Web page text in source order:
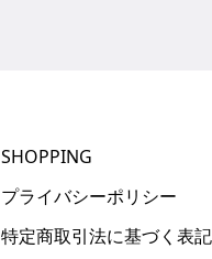
SHOPPING
プライバシーポリシー
特定商取引法に基づく表記